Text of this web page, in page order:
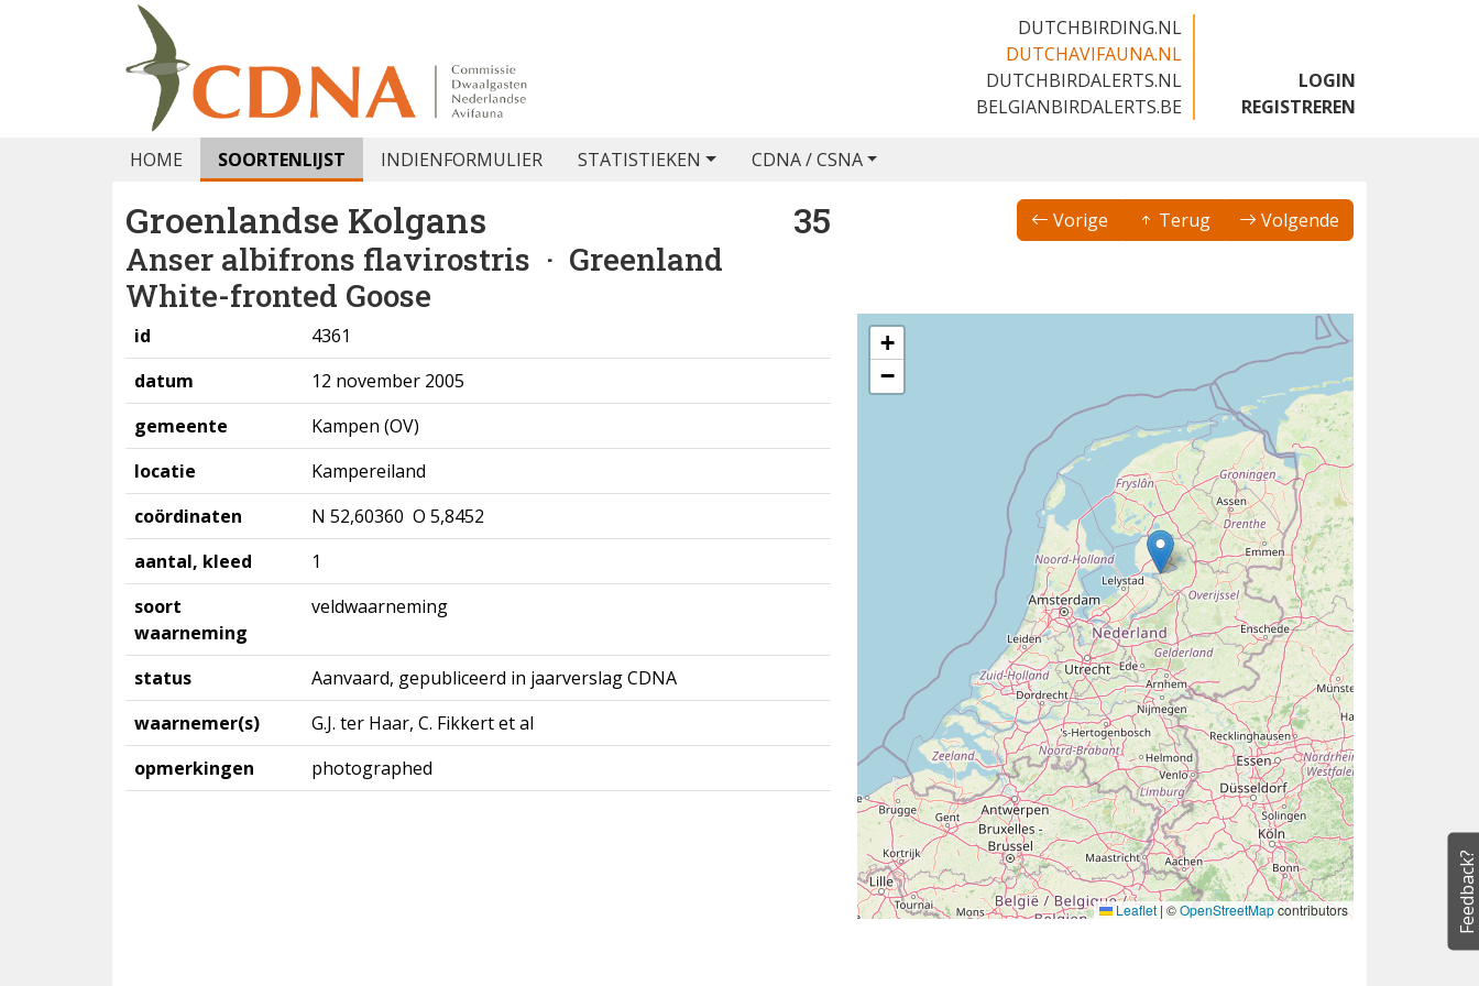
DUTCHBIRDING.NL
DUTCHAVIFAUNA.NL
DUTCHBIRDALERTS.NL
BELGIANBIRDALERTS.BE
LOGIN
REGISTREREN
HOME SOORTENLIJST INDIENFORMULIER STATISTIEKEN CDNA / CSNA
Groenlandse Kolgans 35
Anser albifrons flavirostris · Greenland
White-fronted Goose
Vorige Terug Volgende
id
4361
datum
12 november 2005
gemeente
Kampen (OV)
locatie
Kampereiland
coördinaten
N 52,60360 O 5,8452
aantal, kleed
1
soort
waarneming
veldwaarneming
status
Aanvaard, gepubliceerd in jaarverslag CDNA
waarnemer(s)
G.J. ter Haar, C. Fikkert et al
opmerkingen
photographed
+
−
Leaflet |©OpenStreetMapcontributors Feedback?